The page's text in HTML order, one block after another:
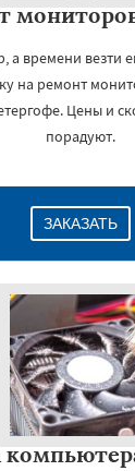
а времени везти
на ремонт
Цены и
порадуют.
ЗАКАЗАТЬ